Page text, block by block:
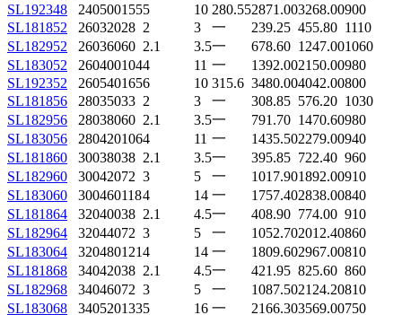
SL192348
2405001555 10 280.552871.003268.00900
SL181852
26032028 2 3 一 239.25 455.80 1110
SL182952
26036060 2.1 3.5一 678.60 1247.001060
SL183052
2604001044 11 一 1392.002150.00980
SL192352
2605401656 10 315.6 3480.004042.00800
SL181856
28035033 2 3 一 308.85 576.20 1030
SL182956
28038060 2.1 3.5一 791.70 1470.60980
SL183056
2804201064 11 一 1435.502279.00940
SL181860
30038038 2.1 3.5一 395.85 722.40 960
SL182960
30042072 3 5 一 1017.901892.00910
SL183060
3004601184 14 一 1757.402838.00840
SL181864
32040038 2.1 4.5一 408.90 774.00 910
SL182964
32044072 3 5 一 1052.702012.40860
SL183064
3204801214 14 一 1809.602967.00810
SL181868
34042038 2.1 4.5一 421.95 825.60 860
SL182968
34046072 3 5 一 1087.502124.20810
SL183068
3405201335 16 一 2166.303569.00750